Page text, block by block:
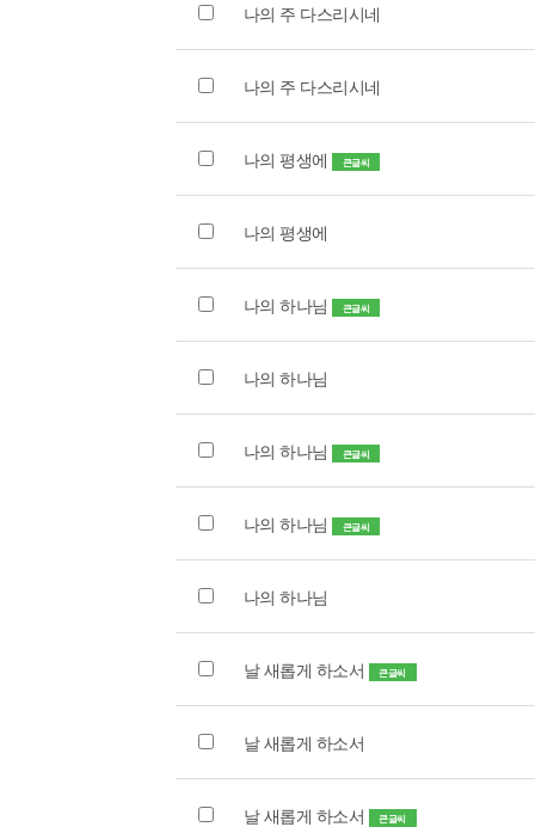
나의 주 다스리시네
나의 주 다스리시네
나의 평생에 큰글씨
나의 평생에
나의 하나님 큰글씨
나의 하나님
나의 하나님 큰글씨
나의 하나님 큰글씨
나의 하나님
날 새롭게 하소서 큰글씨
날 새롭게 하소서
날 새롭게 하소서 큰글씨